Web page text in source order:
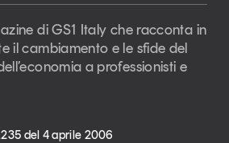
di GS1 Italy che racconta in
il cambiamento e le sfide del
a professionisti e
del 4 aprile 2006